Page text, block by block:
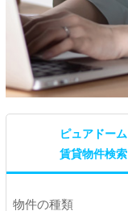
ピュアドーム
賃貸物件検索
物件の種類